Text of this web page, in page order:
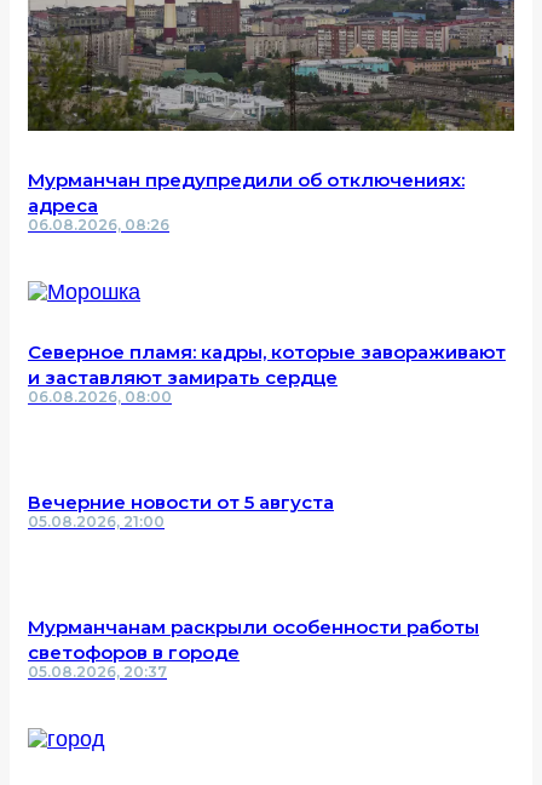
Мурманчан предупредили об отключениях:
адреса
06.08.2026, 08:26
Северное пламя: кадры, которые завораживают
и заставляют замирать сердце
06.08.2026, 08:00
Вечерние новости от 5 августа
05.08.2026, 21:00
Мурманчанам раскрыли особенности работы
светофоров в городе
05.08.2026, 20:37